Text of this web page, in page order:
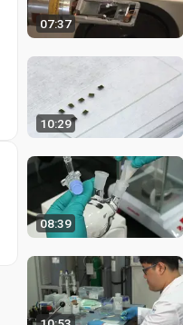
07:37
10:29
08:39